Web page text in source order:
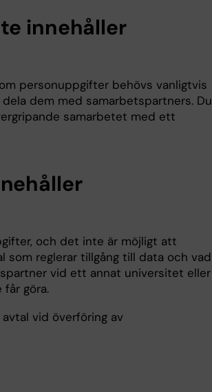
innehåller
personuppgifter behövs vanligtvis
dem med samarbetspartners. Du
samarbetet med ett
och det inte är möjligt att
som reglerar tillgång till data och vad
vid ett annat universitet eller
göra.
vid överföring av